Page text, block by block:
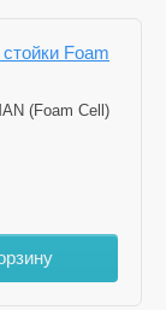
Foam
(Foam Cell)